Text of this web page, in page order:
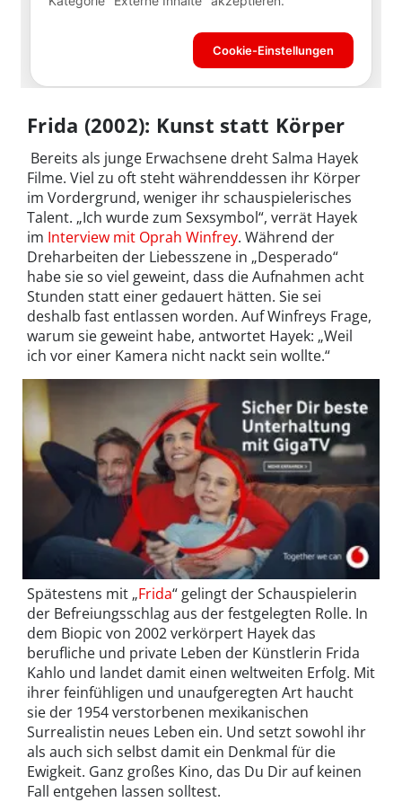
Frida (2002): Kunst statt Körper
Bereits als junge Erwachsene dreht Salma Hayek
Filme. Viel zu oft steht währenddessen ihr Körper
im Vordergrund, weniger ihr schauspielerisches
Talent. „Ich wurde zum Sexsymbol“, verrät Hayek
im Interview mit Oprah Winfrey. Während der
Dreharbeiten der Liebesszene in „Desperado“
habe sie so viel geweint, dass die Aufnahmen acht
Stunden statt einer gedauert hätten. Sie sei
deshalb fast entlassen worden. Auf Winfreys Frage,
warum sie geweint habe, antwortet Hayek: „Weil
ich vor einer Kamera nicht nackt sein wollte.“
Spätestens mit „Frida“ gelingt der Schauspielerin
der Befreiungsschlag aus der festgelegten Rolle. In
dem Biopic von 2002 verkörpert Hayek das
berufliche und private Leben der Künstlerin Frida
Kahlo und landet damit einen weltweiten Erfolg. Mit
ihrer feinfühligen und unaufgeregten Art haucht
sie der 1954 verstorbenen mexikanischen
Surrealistin neues Leben ein. Und setzt sowohl ihr
als auch sich selbst damit ein Denkmal für die
Ewigkeit. Ganz großes Kino, das Du Dir auf keinen
Fall entgehen lassen solltest.